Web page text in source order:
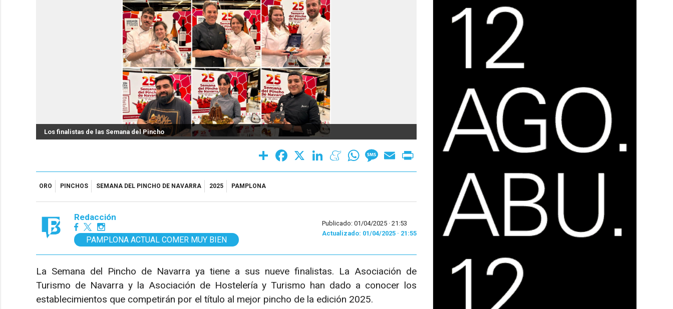
Los finalistas de las Semana del Pincho
Share Facebook LinkedInMeneameWhatsAppMessage
Email
ORO PINCHOS SEMANA DEL PINCHO DE NAVARRA 2025 PAMPLONA
Redacción
PAMPLONA ACTUAL COMER MUY BIEN
Publicado: 01/04/2025 · 21:53
Actualizado: 01/04/2025 · 21:55
La Semana del Pincho de Navarra ya tiene a sus nueve finalistas. La Asociación de
Turismo de Navarra y la Asociación de Hostelería y Turismo han dado a conocer los
establecimientos que competirán por el título al mejor pincho de la edición 2025.